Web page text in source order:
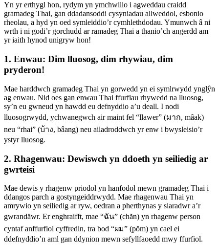
Yn yr erthygl hon, rydym yn ymchwilio i agweddau craidd
gramadeg Thai, gan ddadansoddi cysyniadau allweddol, esbonio
rheolau, a hyd yn oed symleiddio’r cymhlethdodau. Ymunwch â ni
wrth i ni godi’r gorchudd ar ramadeg Thai a thanio’ch angerdd am
yr iaith hynod unigryw hon!
1. Enwau: Dim lluosog, dim rhywiau, dim
pryderon!
Mae harddwch gramadeg Thai yn gorwedd yn ei symlrwydd ynglŷn
ag enwau. Nid oes gan enwau Thai ffurfiau rhywedd na lluosog,
sy’n eu gwneud yn hawdd eu defnyddio a’u deall. I nodi
lluosogrwydd, ychwanegwch air maint fel “llawer” (มาก, mâak)
neu “rhai” (บ้าง, bâang) neu ailadroddwch yr enw i bwysleisio’r
ystyr lluosog.
2. Rhagenwau: Dewiswch yn ddoeth yn seiliedig ar
gwrteisi
Mae dewis y rhagenw priodol yn hanfodol mewn gramadeg Thai i
ddangos parch a gostyngeiddrwydd. Mae rhagenwau Thai yn
amrywio yn seiliedig ar ryw, oedran a pherthynas y siaradwr a’r
gwrandäwr. Er enghraifft, mae “ฉัน” (chăn) yn rhagenw person
cyntaf anffurfiol cyffredin, tra bod “ผม” (pŏm) yn cael ei
ddefnyddio’n aml gan ddynion mewn sefyllfaoedd mwy ffurfiol.